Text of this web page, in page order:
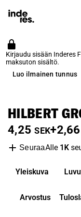
Kirjaudu sisään Inderes
maksuton sisältö.
Luo ilmainen tunnus
HILBERT
4,25 SEK+2,66
SeuraaAlle 1K
Yleiskuva
Arvostus